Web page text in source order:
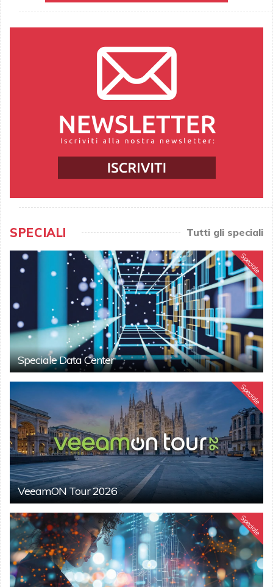
SPECIALI Tutti gli speciali
Speciale
Speciale Data Center
Speciale
VeeamON Tour 2026
Speciale